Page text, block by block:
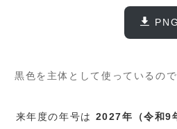
PNG
黒色を主体として使っているの
来年度の年号は 2027年（令和9